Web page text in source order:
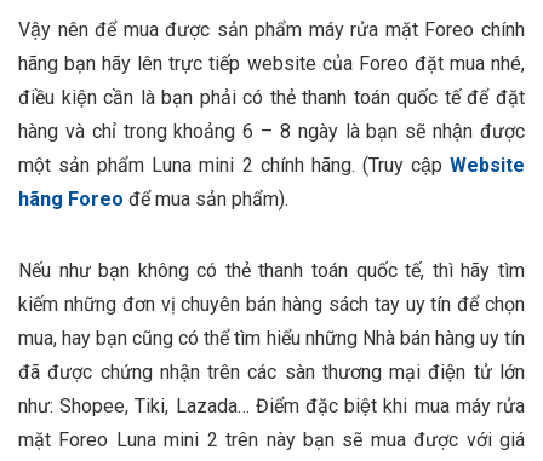
Vậy nên để mua được sản phẩm máy rửa mặt Foreo chính
hãng bạn hãy lên trực tiếp website của Foreo đặt mua nhé,
điều kiện cần là bạn phải có thẻ thanh toán quốc tế để đặt
hàng và chỉ trong khoảng 6 – 8 ngày là bạn sẽ nhận được
một sản phẩm Luna mini 2 chính hãng. (Truy cập Website
hãng Foreo để mua sản phẩm).
Nếu như bạn không có thẻ thanh toán quốc tế, thì hãy tìm
kiếm những đơn vị chuyên bán hàng sách tay uy tín để chọn
mua, hay bạn cũng có thể tìm hiểu những Nhà bán hàng uy tín
đã được chứng nhận trên các sàn thương mại điện tử lớn
như: Shopee, Tiki, Lazada… Điểm đặc biệt khi mua máy rửa
mặt Foreo Luna mini 2 trên này bạn sẽ mua được với giá